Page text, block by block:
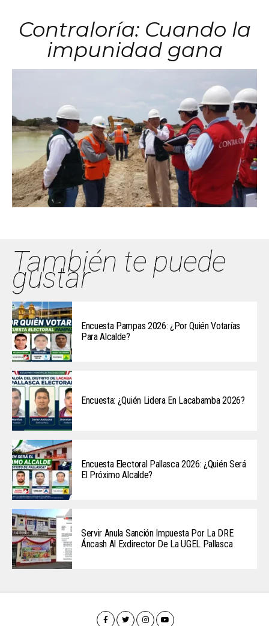
Contraloría: Cuando la
impunidad gana
También te puede
gustar
Encuesta Pampas 2026: ¿Por Quién Votarías
Para Alcalde?
Encuesta: ¿Quién Lidera En Lacabamba 2026?
Encuesta Electoral Pallasca 2026: ¿Quién Será
El Próximo Alcalde?
Servir Anula Sanción Impuesta Por La DRE
Áncash Al Exdirector De La UGEL Pallasca